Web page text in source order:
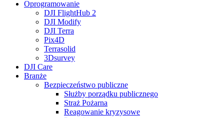
Oprogramowanie
DJI FlightHub 2
DJI Modify
DJI Terra
Pix4D
Terrasolid
3Dsurvey
DJI Care
Branże
Bezpieczeństwo publiczne
Służby porządku publicznego
Straż Pożarna
Reagowanie kryzysowe